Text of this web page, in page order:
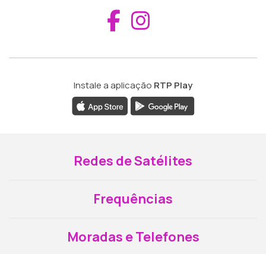
Aceder ao
Instale a aplicação RTP Play
Redes de Satélites
Frequências
Moradas e Telefones